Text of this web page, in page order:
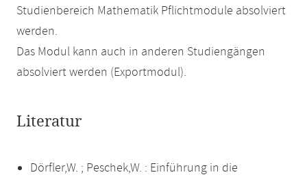
Studienbereich Mathematik Pflichtmodule absolviert
werden.
Das Modul kann auch in anderen Studiengängen
absolviert werden (Exportmodul).
Literatur
Dörfler,W. ; Peschek,W. : Einführung in die